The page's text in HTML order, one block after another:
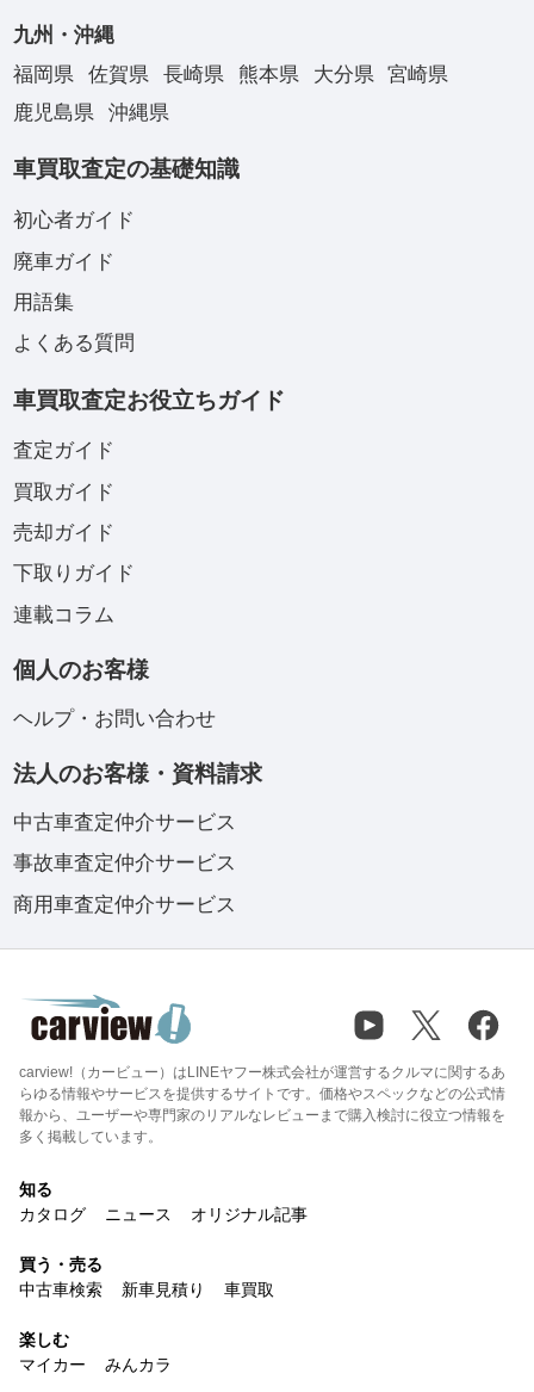
九州・沖縄
福岡県
佐賀県 長崎県 熊本県 大分県
宮崎県
鹿児島県
沖縄県
車買取査定の基礎知識
初心者ガイド
廃車ガイド
用語集
よくある質問
車買取査定お役立ちガイド
査定ガイド
買取ガイド
売却ガイド
下取りガイド
連載コラム
個人のお客様
ヘルプ・お問い合わせ
法人のお客様・資料請求
中古車査定仲介サービス
事故車査定仲介サービス
商用車査定仲介サービス
carview!（カービュー）はLINEヤフー株式会社が運営するクルマに関するあ
らゆる情報やサービスを提供するサイトです。価格やスペックなどの公式情
報から、ユーザーや専門家のリアルなレビューまで購入検討に役立つ情報を
多く掲載しています。
知る
カタログ
ニュース オリジナル記事
買う・売る
中古車検索
新車見積り 車買取
楽しむ
マイカー
みんカラ